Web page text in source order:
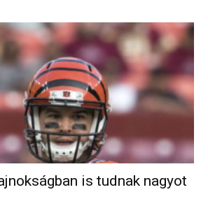
is tudnak nagyot